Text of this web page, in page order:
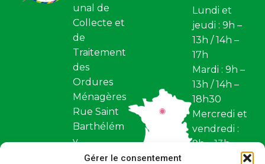
Gérer le consentement
unal de
Collecte et
de
Traitement
des
Ordures
Ménagères
Rue Saint
Barthélém
y
Z.I. Saint
Lundi et
jeudi : 9h –
13h / 14h –
17h
Mardi : 9h –
13h / 14h –
18h30
Mercredi et
vendredi :
9h – 13h